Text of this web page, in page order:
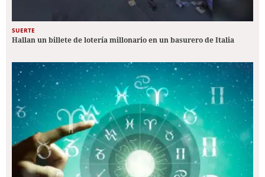
SUERTE
Hallan un billete de lotería millonario en un basurero de Italia